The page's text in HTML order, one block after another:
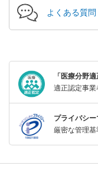
よくある質問
「医療分野
適正認定事業
プライバシ
厳密な管理基